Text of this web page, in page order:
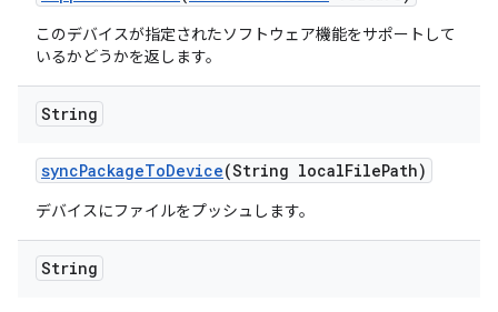
このデバイスが指定されたソフトウェア機能をサポートして
いるかどうかを返します。
String
syncPackageToDevice(String localFilePath)
デバイスにファイルをプッシュします。
String